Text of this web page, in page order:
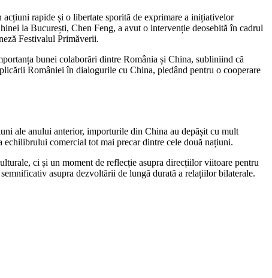
rapide și o libertate sporită de exprimare a inițiativelor
la București, Chen Feng, a avut o intervenție deosebită în cadrul
Festivalul Primăverii.
bunei colaborări dintre România și China, subliniind că
României în dialogurile cu China, pledând pentru o cooperare
ale anului anterior, importurile din China au depășit cu mult
comercial tot mai precar dintre cele două națiuni.
ci și un moment de reflecție asupra direcțiilor viitoare pentru
asupra dezvoltării de lungă durată a relațiilor bilaterale.